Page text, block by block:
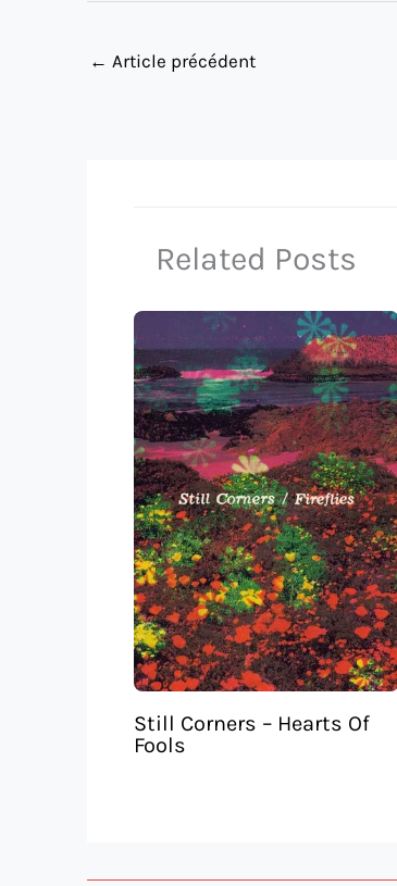
← Article précédent
Related Posts
Still Corners – Hearts Of
Fools